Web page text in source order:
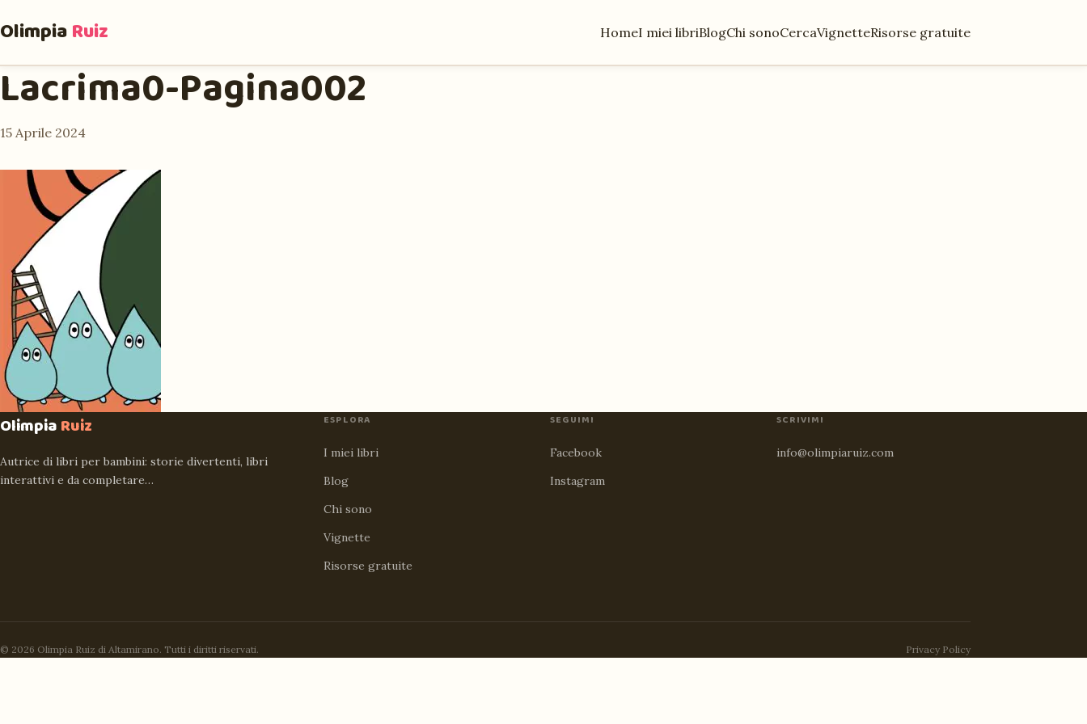
OlimpiaRuiz HomeI miei libriBlogChi sonoCercaVignetteRisorse gratuite
Lacrima0-Pagina002
15 Aprile 2024
OlimpiaRuiz
Autrice di libri per bambini: storie divertenti, libri
interattivi e da completare…
ESPLORA
I miei libri
Blog
Chi sono
Vignette
Risorse gratuite
SEGUIMI
Facebook
Instagram
SCRIVIMI
info@olimpiaruiz.com
© 2026 Olimpia Ruiz di Altamirano. Tutti i diritti riservati. Privacy Policy